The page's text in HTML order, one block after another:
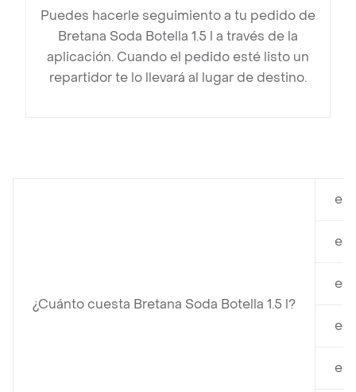
Puedes hacerle seguimiento a tu pedido de
Bretana Soda Botella 1.5 l a través de la
aplicación. Cuando el pedido esté listo un
repartidor te lo llevará al lugar de destino.
¿Cuánto cuesta Bretana Soda Botella 1.5 l?
en
en
en
en
en